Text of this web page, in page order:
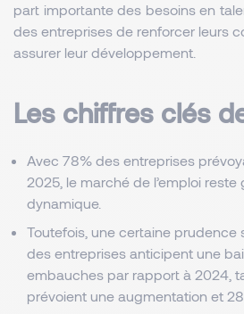
part importante des besoins en
des entreprises de renforcer leurs
assurer leur développement.
Les chiffres clés
Avec 78% des entreprises
2025, le marché de l’emploi
dynamique.
Toutefois, une certaine prudence
des entreprises anticipent une
embauches par rapport à 2024,
prévoient une augmentation et